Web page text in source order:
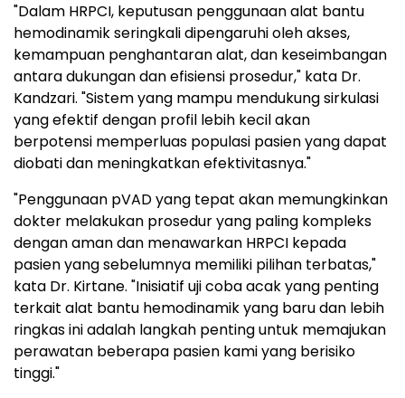
"Dalam HRPCI, keputusan penggunaan alat bantu
hemodinamik seringkali dipengaruhi oleh akses,
kemampuan penghantaran alat, dan keseimbangan
antara dukungan dan efisiensi prosedur," kata Dr.
Kandzari. "Sistem yang mampu mendukung sirkulasi
yang efektif dengan profil lebih kecil akan
berpotensi memperluas populasi pasien yang dapat
diobati dan meningkatkan efektivitasnya."
"Penggunaan pVAD yang tepat akan memungkinkan
dokter melakukan prosedur yang paling kompleks
dengan aman dan menawarkan HRPCI kepada
pasien yang sebelumnya memiliki pilihan terbatas,"
kata Dr. Kirtane. "Inisiatif uji coba acak yang penting
terkait alat bantu hemodinamik yang baru dan lebih
ringkas ini adalah langkah penting untuk memajukan
perawatan beberapa pasien kami yang berisiko
tinggi."